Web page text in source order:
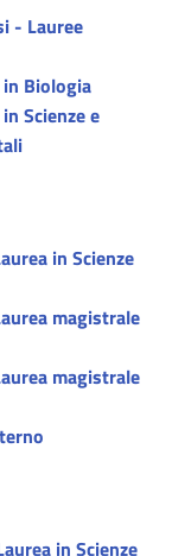
- Lauree
Biologia
Scienze e
in Scienze
magistrale
magistrale
in Scienze